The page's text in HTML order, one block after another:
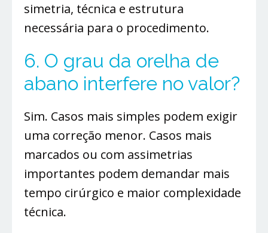
simetria, técnica e estrutura
necessária para o procedimento.
6. O grau da orelha de
abano interfere no valor?
Sim. Casos mais simples podem exigir
uma correção menor. Casos mais
marcados ou com assimetrias
importantes podem demandar mais
tempo cirúrgico e maior complexidade
técnica.